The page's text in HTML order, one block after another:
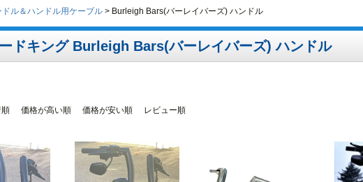
ドル＆ハンドル用ケーブル Burleigh Bars(バーレイバーズ) ハンドル
ドキング Burleigh Bars(バーレイバーズ) ハンドル
価格が高い順 価格が安い順 レビュー順